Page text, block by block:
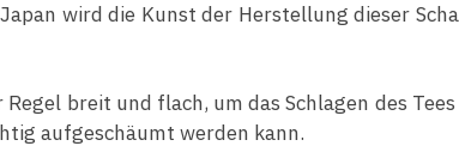
wird die Kunst der Herstellung dieser
Regel breit und flach, um das Schlagen des
aufgeschäumt werden kann.